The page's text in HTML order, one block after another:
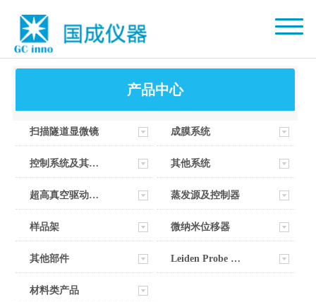
产品中心
扫描隧道显微镜 成膜系统
控制系统及其软件 其他系统
超高真空驱动器部件 蒸发源及控制器
样品架 微纳米位移器
其他部件 Leiden Probe Microscopy
材料类产品